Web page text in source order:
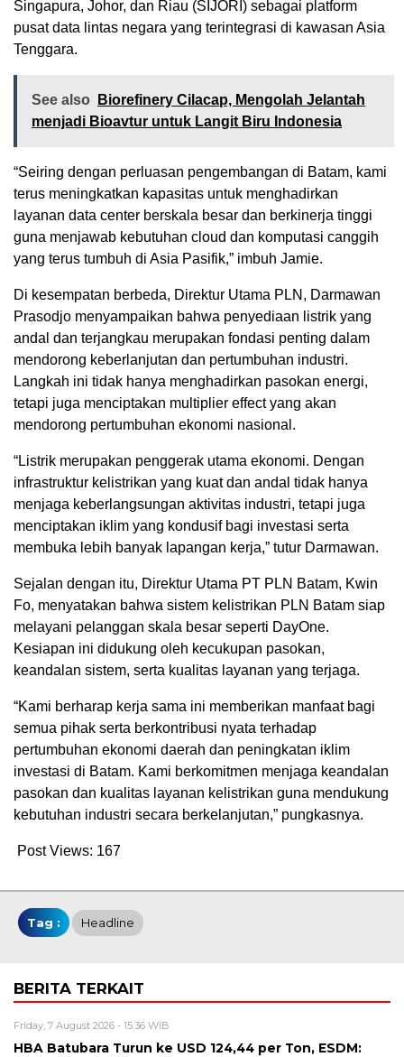
Singapura, Johor, dan Riau (SIJORI) sebagai platform
pusat data lintas negara yang terintegrasi di kawasan Asia
Tenggara.
See also
Biorefinery Cilacap, Mengolah Jelantah
menjadi Bioavtur untuk Langit Biru Indonesia
“Seiring dengan perluasan pengembangan di Batam, kami
terus meningkatkan kapasitas untuk menghadirkan
layanan data center berskala besar dan berkinerja tinggi
guna menjawab kebutuhan cloud dan komputasi canggih
yang terus tumbuh di Asia Pasifik,” imbuh Jamie.
Di kesempatan berbeda, Direktur Utama PLN, Darmawan
Prasodjo menyampaikan bahwa penyediaan listrik yang
andal dan terjangkau merupakan fondasi penting dalam
mendorong keberlanjutan dan pertumbuhan industri.
Langkah ini tidak hanya menghadirkan pasokan energi,
tetapi juga menciptakan multiplier effect yang akan
mendorong pertumbuhan ekonomi nasional.
“Listrik merupakan penggerak utama ekonomi. Dengan
infrastruktur kelistrikan yang kuat dan andal tidak hanya
menjaga keberlangsungan aktivitas industri, tetapi juga
menciptakan iklim yang kondusif bagi investasi serta
membuka lebih banyak lapangan kerja,” tutur Darmawan.
Sejalan dengan itu, Direktur Utama PT PLN Batam, Kwin
Fo, menyatakan bahwa sistem kelistrikan PLN Batam siap
melayani pelanggan skala besar seperti DayOne.
Kesiapan ini didukung oleh kecukupan pasokan,
keandalan sistem, serta kualitas layanan yang terjaga.
“Kami berharap kerja sama ini memberikan manfaat bagi
semua pihak serta berkontribusi nyata terhadap
pertumbuhan ekonomi daerah dan peningkatan iklim
investasi di Batam. Kami berkomitmen menjaga keandalan
pasokan dan kualitas layanan kelistrikan guna mendukung
kebutuhan industri secara berkelanjutan,” pungkasnya.
Post Views: 167
Tag : Headline
BERITA TERKAIT
Friday, 7 August 2026 - 15:36 WIB
HBA Batubara Turun ke USD 124,44 per Ton, ESDM: